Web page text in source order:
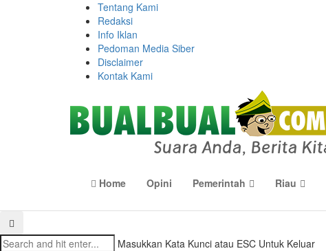
Tentang Kami
Redaksi
Info Iklan
Pedoman Media Siber
Disclaimer
Kontak Kami
Home Opini Pemerintah Riau
Masukkan Kata Kunci atau ESC Untuk Keluar